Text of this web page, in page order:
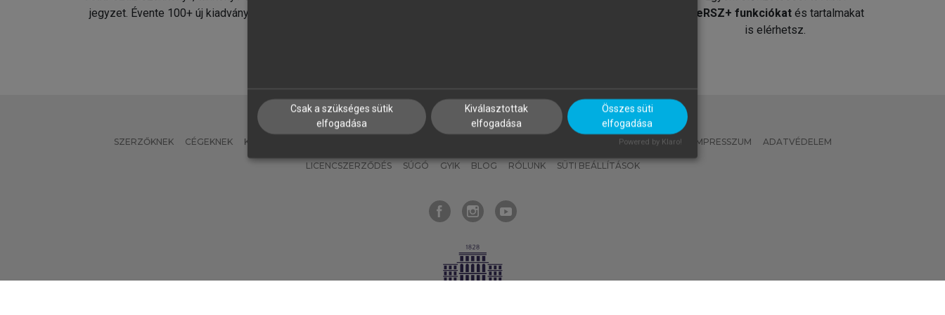
jegyzet. Évente 100+ új kiadvány.
MeRSZ+ funkciókat és tartalmakat
is elérhetsz.
SZERZŐKNEK CÉGEKNEK KÖNYVTÁROSOKNAK MI – ÁLTALÁNOS IRÁNYELVEK IMPRESSZUM ADATVÉDELEM
LICENCSZERZŐDÉS SÚGÓ GYIK BLOG RÓLUNK SÜTI BEÁLLÍTÁSOK
Csak a szükséges sütik
elfogadása
Kiválasztottak
elfogadása
Összes süti
elfogadása
Powered by Klaro!